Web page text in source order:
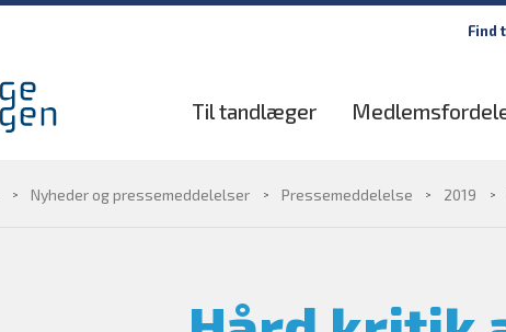
Find
Til tandlæger
Nyheder og pressemeddelelser Pressemeddelelse 2019